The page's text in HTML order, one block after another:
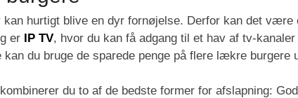
hurtigt blive en dyr fornøjelse. Derfor kan det være
er IP TV, hvor du kan få adgang til et hav af tv-
du bruge de sparede penge på flere lækre burgere
du to af de bedste former for afslapning: